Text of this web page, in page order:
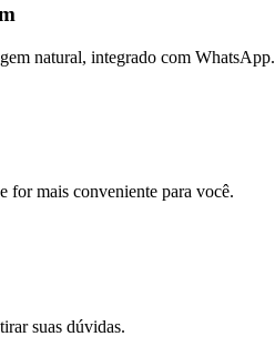
natural, integrado com WhatsApp.
mais conveniente para você.
suas dúvidas.